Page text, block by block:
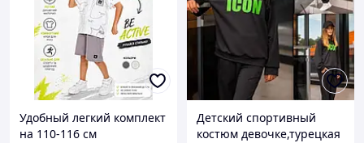
Удобный легкий комплект
на 110-116 см
Детский спортивный
костюм девочке,турецкая